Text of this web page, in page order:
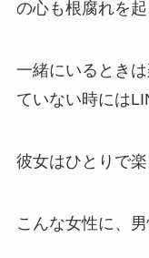
の心も根腐れを
一緒にいるとき
ていない時には
彼女はひとりで
こんな女性に、